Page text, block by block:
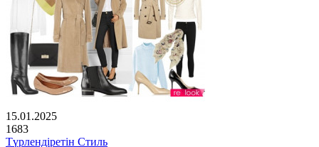
15.01.2025
1683
Түрлендіретін Стиль